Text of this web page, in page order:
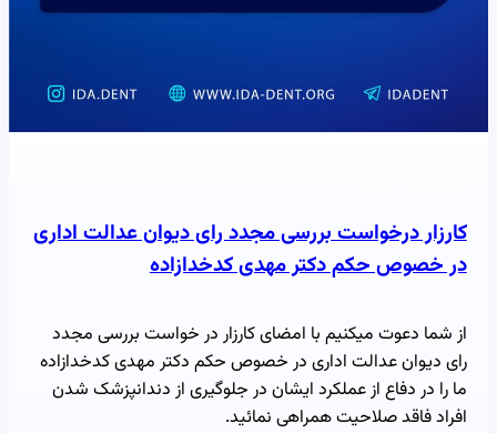
کارزار درخواست بررسی مجدد رای دیوان عدالت اداری
در خصوص حکم دکتر مهدی کدخدازاده
از شما دعوت میکنیم با امضای کارزار در خواست بررسی مجدد
رای دیوان عدالت اداری در خصوص حکم دکتر مهدی کدخدازاده
ما را در دفاع از عملکرد ایشان در جلوگیری از دندانپزشک شدن
افراد فاقد صلاحیت همراهی نمائید.